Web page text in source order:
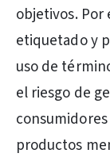
objetivos. Por
etiquetado y
uso de
el riesgo de
productos